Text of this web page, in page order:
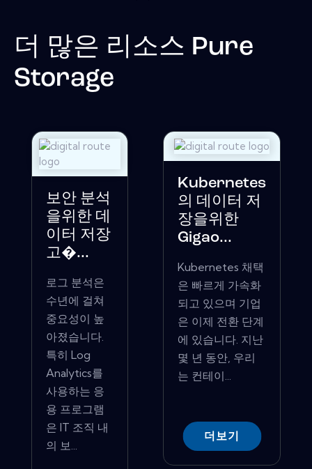
더 많은 리소스 Pure
Storage
보안 분석
을위한 데
이터 저장
고�...
로그 분석은
수년에 걸쳐
중요성이 높
아졌습니다.
특히 Log
Analytics를
사용하는 응
용 프로그램
은 IT 조직 내
의 보...
Kubernetes
의 데이터 저
장을위한
Gigao...
Kubernetes 채택
은 빠르게 가속화
되고 있으며 기업
은 이제 전환 단계
에 있습니다. 지난
몇 년 동안, 우리
는 컨테이...
더보기